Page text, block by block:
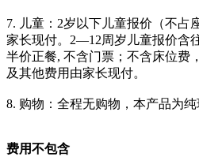
7. 儿童：2岁以下儿童报价（不占
家长现付。2—12周岁儿童报价含
半价正餐, 不含门票；不含床位费
及其他费用由家长现付。
8. 购物：全程无购物，本产品为纯
费用不包含